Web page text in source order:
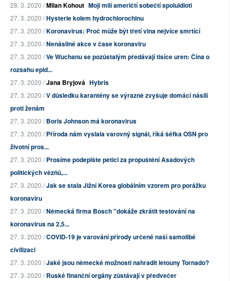
28. 3. 2020 /Milan Kohout Moji milí američtí sobečtí spoluidioti
27. 3. 2020 /Hysterie kolem hydrochlorochinu
27. 3. 2020 /Koronavirus: Proč může být třetí vlna nejvíce smrtící
27. 3. 2020 /Nenásilné akce v čase koronaviru
27. 3. 2020 /Ve Wuchanu se pozůstalým předávají tisíce uren: Čína o
rozsahu epid...
27. 3. 2020 /Jana Bryjová Hybris
27. 3. 2020 /V důsledku karantény se výrazně zvyšuje domácí násilí
proti ženám
27. 3. 2020 /Boris Johnson má koronavirus
27. 3. 2020 /Příroda nám vyslala varovný signál, říká šéfka OSN pro
životní pros...
27. 3. 2020 /Prosíme podepište petici za propuštění Asadových
politických vězňů,...
27. 3. 2020 /Jak se stala Jižní Korea globálním vzorem pro porážku
koronaviru
27. 3. 2020 /Německá firma Bosch "dokáže zkrátit testování na
koronavirus na 2,5...
27. 3. 2020 /COVID-19 je varování přírody určené naší samolibé
civilizaci
27. 3. 2020 /Jaké jsou německé možnosti nahradit letouny Tornado?
27. 3. 2020 /Ruské finanční orgány zůstávají v předvečer